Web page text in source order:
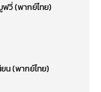
ฟวี่ (พากย์ไทย)
น (พากย์ไทย)